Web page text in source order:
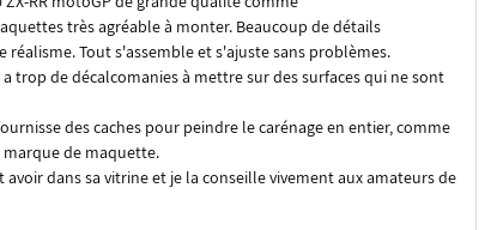
très agréable à monter. Beaucoup de détails
Tout s'assemble et s'ajuste sans problèmes.
trop de décalcomanies à mettre sur des surfaces qui ne sont
des caches pour peindre le carénage en entier, comme
marque de maquette.
dans sa vitrine et je la conseille vivement aux amateurs de